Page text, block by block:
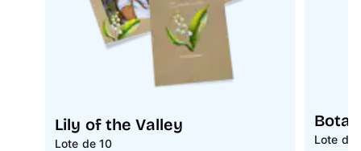
Lily of the Valley
Lote de 10
Lote de